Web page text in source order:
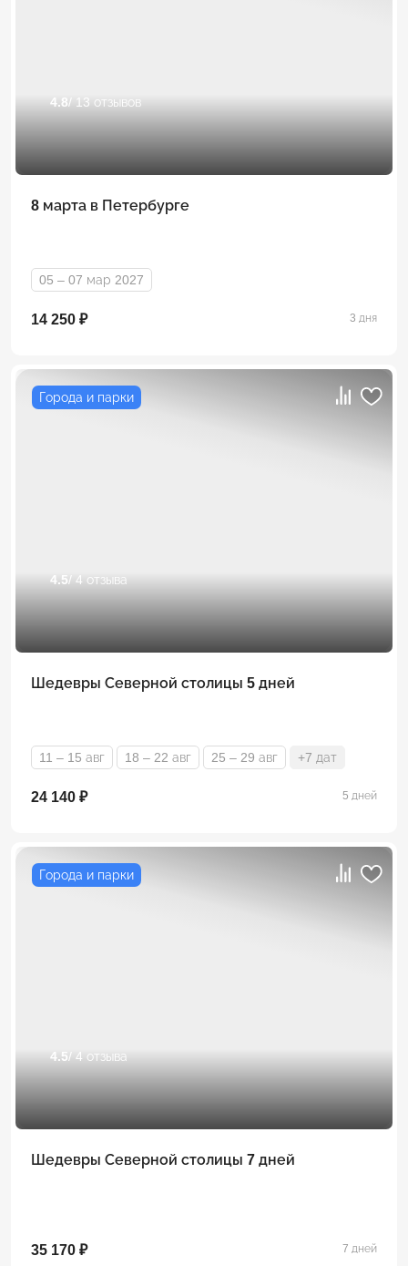
4.8/ 13 отзывов
8 марта в Петербурге
05 – 07 мар 2027
14 250 ₽ 3 дня
Города и парки
4.5/ 4 отзыва
Шедевры Северной столицы 5 дней
11 – 15 авг 18 – 22 авг 25 – 29 авг +7 дат
24 140 ₽ 5 дней
Города и парки
4.5/ 4 отзыва
Шедевры Северной столицы 7 дней
35 170 ₽ 7 дней